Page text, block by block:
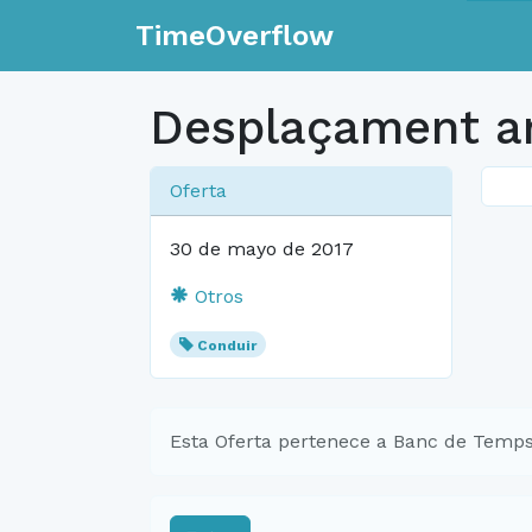
TimeOverflow
Desplaçament
Oferta
30 de mayo de 2017
Otros
Conduir
Esta Oferta pertenece a Banc de